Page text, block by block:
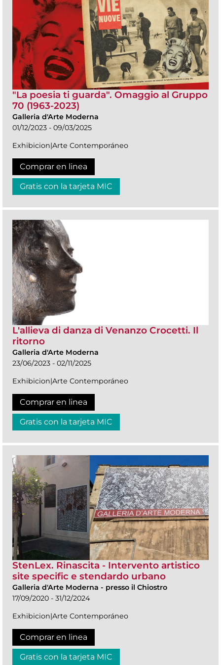
"La poesia ti guarda". Omaggio al Gruppo
70 (1963-2023)
Galleria d'Arte Moderna
01/12/2023 - 09/03/2025
Exhibicion|Arte Contemporáneo
Comprar en linea
Gratis con la tarjeta MIC
L'allieva di danza di Venanzo Crocetti. Il
ritorno
Galleria d'Arte Moderna
23/06/2023 - 02/11/2025
Exhibicion|Arte Contemporáneo
Comprar en linea
Gratis con la tarjeta MIC
StenLex. Rinascita - Intervento artistico
site specific e stendardo urbano
Galleria d'Arte Moderna - presso il Chiostro
17/09/2020 - 31/12/2024
Exhibicion|Arte Contemporáneo
Comprar en linea
Gratis con la tarjeta MIC